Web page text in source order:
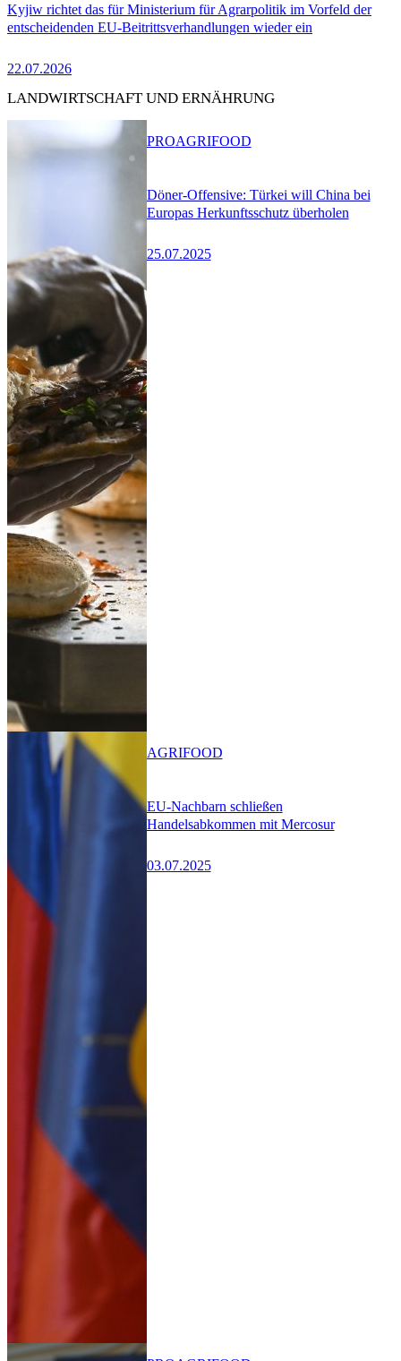
Kyjiw richtet das für Ministerium für Agrarpolitik im Vorfeld der
entscheidenden EU-Beitrittsverhandlungen wieder ein
22.07.2026
LANDWIRTSCHAFT UND ERNÄHRUNG
Döner-Offensive: Türkei will China bei
Europas Herkunftsschutz überholen
25.07.2025
PROAGRIFOOD
EU-Nachbarn schließen
Handelsabkommen mit Mercosur
03.07.2025
AGRIFOOD